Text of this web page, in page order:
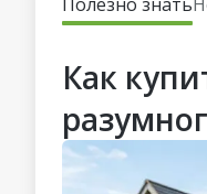
Как